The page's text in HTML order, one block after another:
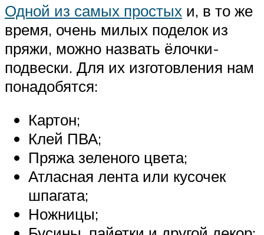
Одной из самых простых и, в то же
время, очень милых поделок из
пряжи, можно назвать ёлочки-
подвески. Для их изготовления нам
понадобятся:
Картон;
Клей ПВА;
Пряжа зеленого цвета;
Атласная лента или кусочек
шпагата;
Ножницы;